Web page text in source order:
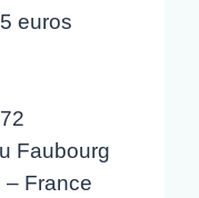
euros
Faubourg
– France